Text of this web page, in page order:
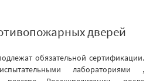
дверей
обязательной сертификации.
лабораториями ,